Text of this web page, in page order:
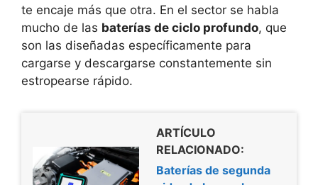
te encaje más que otra. En el sector se habla
mucho de las baterías de ciclo profundo, que
son las diseñadas específicamente para
cargarse y descargarse constantemente sin
estropearse rápido.
ARTÍCULO
RELACIONADO:
Baterías de segunda